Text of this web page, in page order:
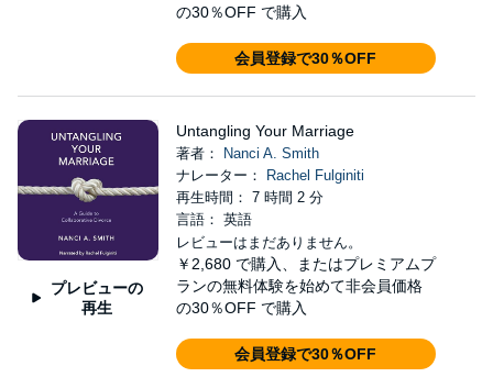
の30％OFF で購入
会員登録で30％OFF
プレビューの
再生
Untangling Your Marriage
著者：
Nanci A. Smith
ナレーター：
Rachel Fulginiti
再生時間： 7 時間 2 分
言語： 英語
レビューはまだありません。
￥2,680 で購入、またはプレミアムプ
ランの無料体験を始めて非会員価格
の30％OFF で購入
会員登録で30％OFF